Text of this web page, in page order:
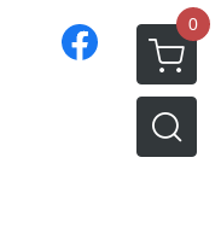
0